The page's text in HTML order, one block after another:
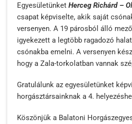
Egyesületünket Herceg Richárd –
csapat képviselte, akik saját
versenyen. A 19 párosból álló
igyekezett a legtöbb ragadozó
csónakba emelni. A versenyen
hogy a Zala-torkolatban vannak
Gratulálunk az egyesületünket
horgásztársainknak a 4.
Köszönjük a Balatoni